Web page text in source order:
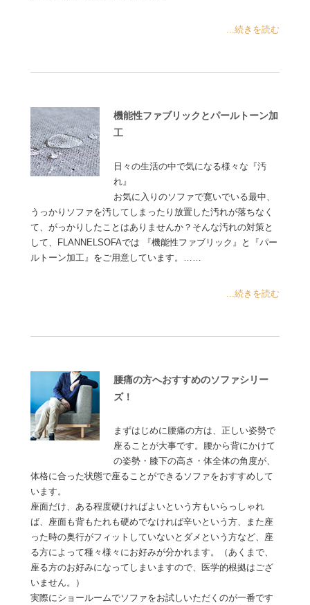
...続きを読む
機能性ファブリックとパールトーン加
工
日々の生活の中で気になる様々な『汚
れ』
お気に入りのソファで寛いでいる最中、
うっかりソファを汚してしまったり放置した汚れが落ちなく
て、がっかりしたことはありませんか？そんな汚れの対策と
して、FLANNELSOFAでは 『機能性ファブリック』と『パー
ルトーン加工』をご用意しています。……
...続きを読む
腰痛の方へおすすめのソファシリー
ズ！
まずはじめに腰痛の方は、正しい姿勢で
座ることが大事です。腰から背にかけて
の姿勢・膝下の高さ・体全体の角度が、
体格に合った状態で座ることができるソファをおすすめして
います。
座面だけ、ある程度硬ければよいという方もいらっしゃれ
ば、座面も背もたれも硬めでなければ辛いという方、また座
った時の奥行がフィットしていないとダメという方など、座
る方によって種々様々にお好みが分かれます。（あくまで、
座る方のお好みになってしまいますので、医学的根拠はござ
いません。）
実際にショールームでソファをお試しいただくのが一番です